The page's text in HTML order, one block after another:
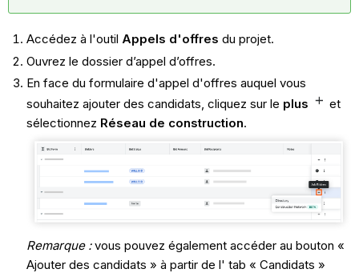
Accédez à l'outil Appels d'offres du projet.
Ouvrez le dossier d’appel d’offres.
En face du formulaire d'appel d'offres auquel vous
souhaitez ajouter des candidats, cliquez sur le plus
et
sélectionnez Réseau de construction.
Remarque :vous pouvez également accéder au bouton «
Ajouter des candidats » à partir de l' tab « Candidats »